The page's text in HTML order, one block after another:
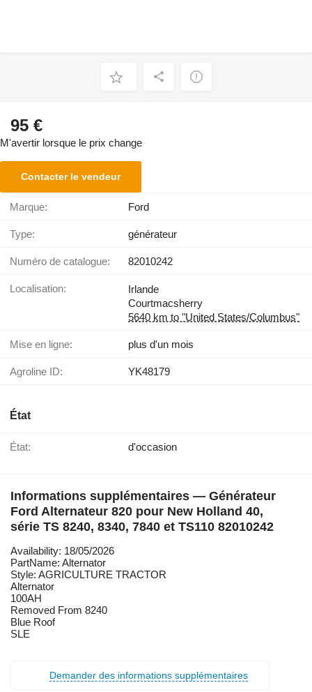
95 €
M'avertir lorsque le prix change
Contacter le vendeur
Marque: Ford
Type: générateur
Numéro de catalogue: 82010242
Localisation:
Irlande
Courtmacsherry
5640 km to "United States/Columbus"
Mise en ligne: plus d'un mois
Agroline ID: YK48179
État
État: d'occasion
Informations supplémentaires — Générateur
Ford Alternateur 820 pour New Holland 40,
série TS 8240, 8340, 7840 et TS110 82010242
Availability: 18/05/2026
PartName: Alternator
Style: AGRICULTURE TRACTOR
Alternator
100AH
Removed From 8240
Blue Roof
SLE
Demander des informations supplémentaires